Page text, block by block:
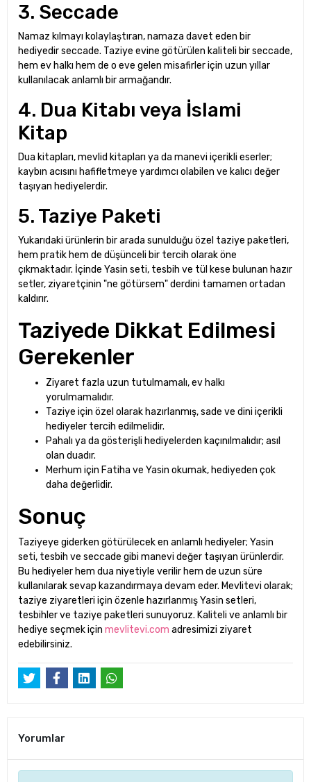
3. Seccade
Namaz kılmayı kolaylaştıran, namaza davet eden bir
hediyedir seccade. Taziye evine götürülen kaliteli bir seccade,
hem ev halkı hem de o eve gelen misafirler için uzun yıllar
kullanılacak anlamlı bir armağandır.
4. Dua Kitabı veya İslami
Kitap
Dua kitapları, mevlid kitapları ya da manevi içerikli eserler;
kaybın acısını hafifletmeye yardımcı olabilen ve kalıcı değer
taşıyan hediyelerdir.
5. Taziye Paketi
Yukarıdaki ürünlerin bir arada sunulduğu özel taziye paketleri,
hem pratik hem de düşünceli bir tercih olarak öne
çıkmaktadır. İçinde Yasin seti, tesbih ve tül kese bulunan hazır
setler, ziyaretçinin "ne götürsem" derdini tamamen ortadan
kaldırır.
Taziyede Dikkat Edilmesi
Gerekenler
Ziyaret fazla uzun tutulmamalı, ev halkı
yorulmamalıdır.
Taziye için özel olarak hazırlanmış, sade ve dini içerikli
hediyeler tercih edilmelidir.
Pahalı ya da gösterişli hediyelerden kaçınılmalıdır; asıl
olan duadır.
Merhum için Fatiha ve Yasin okumak, hediyeden çok
daha değerlidir.
Sonuç
Taziyeye giderken götürülecek en anlamlı hediyeler; Yasin
seti, tesbih ve seccade gibi manevi değer taşıyan ürünlerdir.
Bu hediyeler hem dua niyetiyle verilir hem de uzun süre
kullanılarak sevap kazandırmaya devam eder. Mevlitevi olarak;
taziye ziyaretleri için özenle hazırlanmış Yasin setleri,
tesbihler ve taziye paketleri sunuyoruz. Kaliteli ve anlamlı bir
hediye seçmek için mevlitevi.com adresimizi ziyaret
edebilirsiniz.
Yorumlar